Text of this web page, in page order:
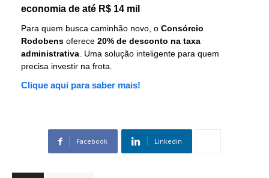
economia de até R$ 14 mil
Para quem busca caminhão novo, o Consórcio
Rodobens oferece 20% de desconto na taxa
administrativa . Uma solução inteligente para quem
precisa investir na frota.
Clique aqui para saber mais!
Facebook Linkedin